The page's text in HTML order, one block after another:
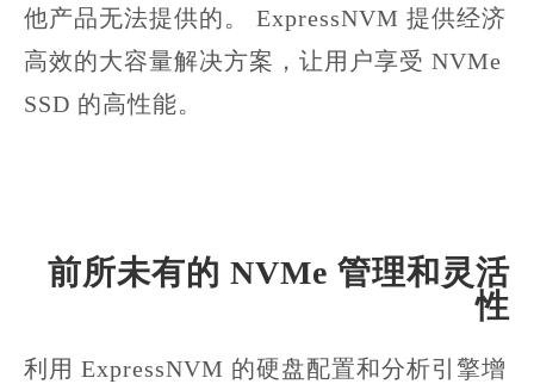
他产品无法提供的。 ExpressNVM 提供经济
高效的大容量解决方案，让用户享受 NVMe
SSD 的高性能。
前所未有的 NVMe 管理和灵活
性
利用 ExpressNVM 的硬盘配置和分析引擎增